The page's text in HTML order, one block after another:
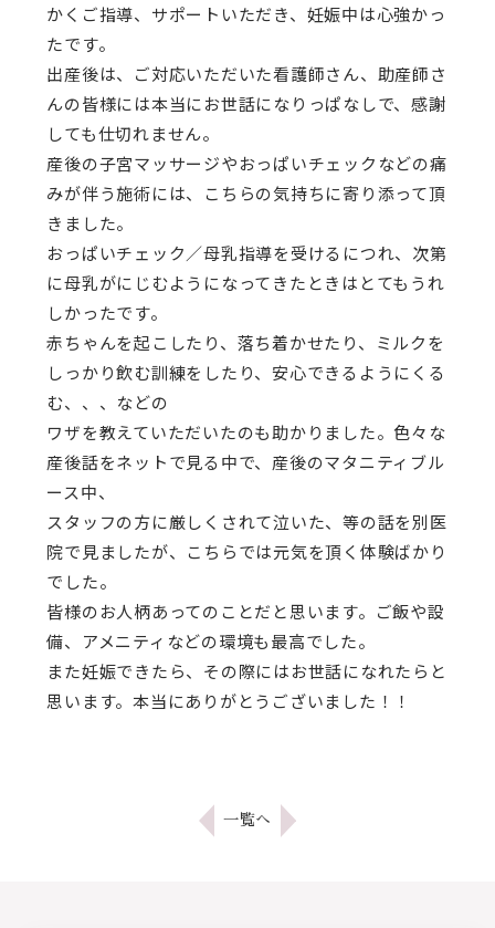
かくご指導、サポートいただき、妊娠中は心強かっ
たです。
出産後は、ご対応いただいた看護師さん、助産師さ
んの皆様には本当にお世話になりっぱなしで、感謝
しても仕切れません。
産後の子宮マッサージやおっぱいチェックなどの痛
みが伴う施術には、こちらの気持ちに寄り添って頂
きました。
おっぱいチェック／母乳指導を受けるにつれ、次第
に母乳がにじむようになってきたときはとてもうれ
しかったです。
赤ちゃんを起こしたり、落ち着かせたり、ミルクを
しっかり飲む訓練をしたり、安心できるようにくる
む、、、などの
ワザを教えていただいたのも助かりました。色々な
産後話をネットで見る中で、産後のマタニティブル
ース中、
スタッフの方に厳しくされて泣いた、等の話を別医
院で見ましたが、こちらでは元気を頂く体験ばかり
でした。
皆様のお人柄あってのことだと思います。ご飯や設
備、アメニティなどの環境も最高でした。
また妊娠できたら、その際にはお世話になれたらと
思います。本当にありがとうございました！！
一覧へ